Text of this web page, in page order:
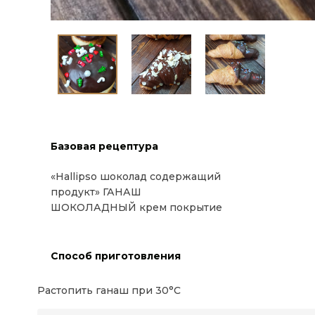
Базовая рецептура
«Hallipso шоколад содержащий
продукт» ГАНАШ
ШОКОЛАДНЫЙ крем покрытие
Способ приготовления
Растопить ганаш при 30°C